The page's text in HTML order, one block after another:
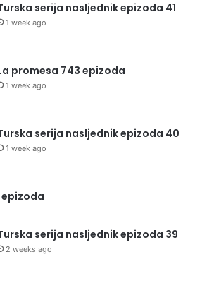
serija nasljednik epizoda 41
1 week ago
promesa 743 epizoda
1 week ago
serija nasljednik epizoda 40
1 week ago
epizoda
serija nasljednik epizoda 39
2 weeks ago